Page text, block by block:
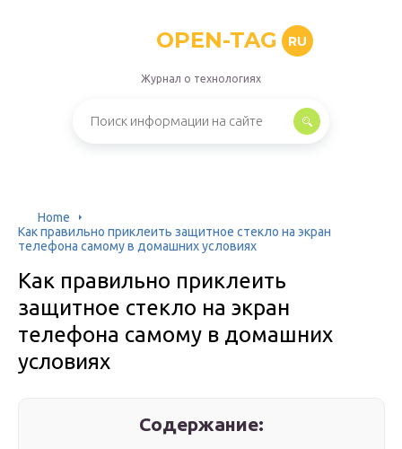
OPEN-TAG RU
Журнал о технологиях
Home
Как правильно приклеить защитное стекло на экран
телефона самому в домашних условиях
Как правильно приклеить
защитное стекло на экран
телефона самому в домашних
условиях
Содержание: